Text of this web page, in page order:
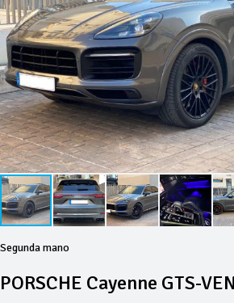
Segunda mano
PORSCHE Cayenne GTS-